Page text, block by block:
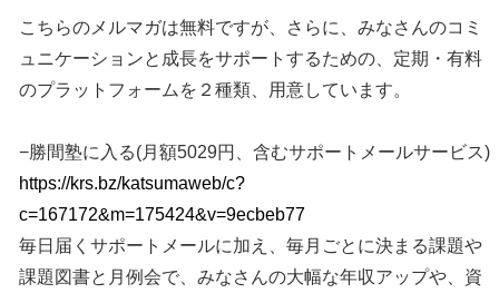
こちらのメルマガは無料ですが、さらに、みなさんのコミ
ュニケーションと成長をサポートするための、定期・有料
のプラットフォームを２種類、用意しています。
−勝間塾に入る(月額5029円、含むサポートメールサービス)
https://krs.bz/katsumaweb/c?
c=167172&m=175424&v=9ecbeb77
毎日届くサポートメールに加え、毎月ごとに決まる課題や
課題図書と月例会で、みなさんの大幅な年収アップや、資